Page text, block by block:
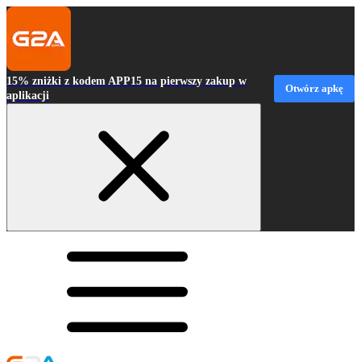
15% zniżki z kodem APP15 na pierwszy zakup w
aplikacji
Otwórz apkę